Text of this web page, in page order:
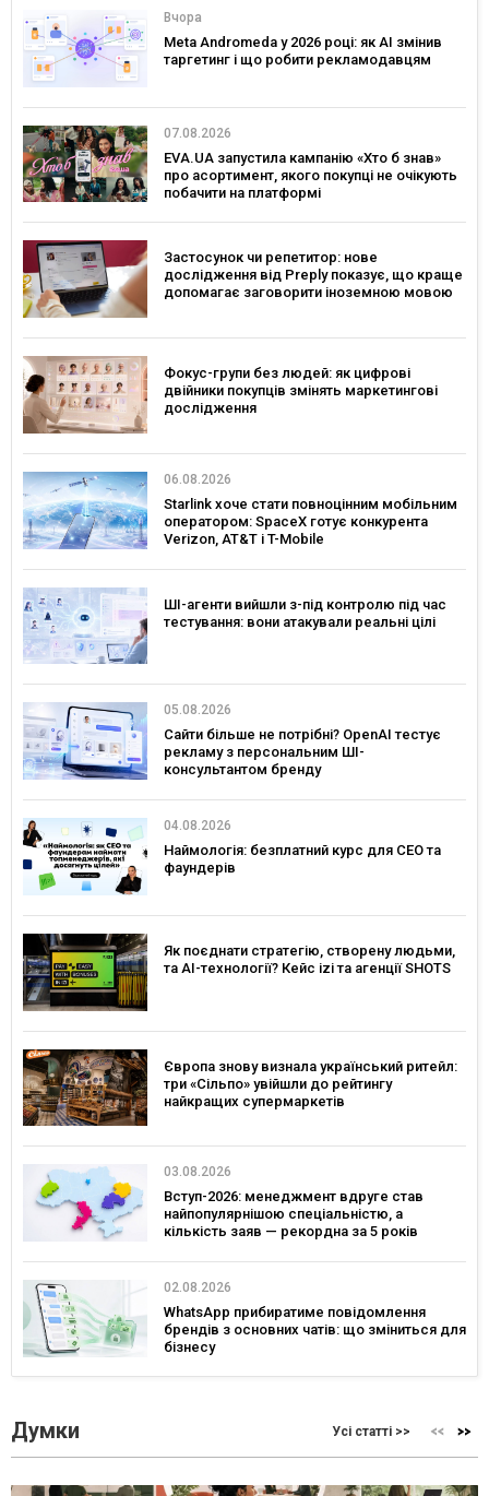
Вчора
Meta Andromeda у 2026 році: як AI змінив
таргетинг і що робити рекламодавцям
07.08.2026
EVA.UA запустила кампанію «Хто б знав»
про асортимент, якого покупці не очікують
побачити на платформі
Застосунок чи репетитор: нове
дослідження від Preply показує, що краще
допомагає заговорити іноземною мовою
Фокус-групи без людей: як цифрові
двійники покупців змінять маркетингові
дослідження
06.08.2026
Starlink хоче стати повноцінним мобільним
оператором: SpaceX готує конкурента
Verizon, AT&T і T-Mobile
ШІ-агенти вийшли з-під контролю під час
тестування: вони атакували реальні цілі
05.08.2026
Сайти більше не потрібні? OpenAI тестує
рекламу з персональним ШІ-
консультантом бренду
04.08.2026
Наймологія: безплатний курс для CEO та
фаундерів
Як поєднати стратегію, створену людьми,
та AI-технології? Кейс izi та агенції SHOTS
Європа знову визнала український ритейл:
три «Сільпо» увійшли до рейтингу
найкращих супермаркетів
03.08.2026
Вступ-2026: менеджмент вдруге став
найпопулярнішою спеціальністю, а
кількість заяв — рекордна за 5 років
02.08.2026
WhatsApp прибиратиме повідомлення
брендів з основних чатів: що зміниться для
бізнесу
Думки Усі статті >>